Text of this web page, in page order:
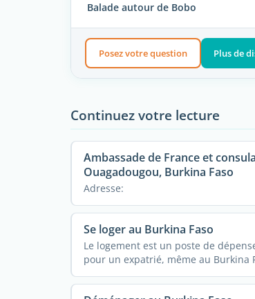
Balade autour de Bobo
Posez votre question Plus de
Continuez votre lecture
Ambassade de France et
Ouagadougou, Burkina Faso
Adresse:
Se loger au Burkina Faso
Le logement est un poste de
pour un expatrié, même au Burkina